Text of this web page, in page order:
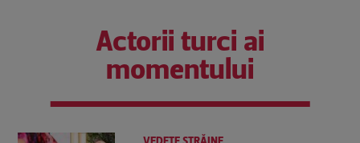
Actorii turci ai
momentului